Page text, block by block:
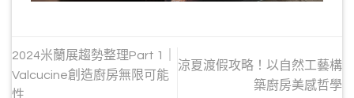
2024米蘭展趨勢整理Part 1｜
Valcucine創造廚房無限可能
性
涼夏渡假攻略！以自然工藝構
築廚房美感哲學